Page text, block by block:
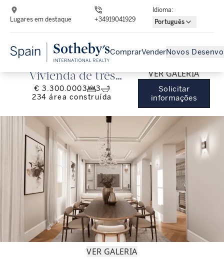
Lugares em destaque +34919041929
Idioma:
Português
ComprarVenderNovos
Vivienda de três
quartos muito
bairro de Almagro
€ 3.300.0003
3
234 área construída
VER GALERIA
Solicitar
informações
VER GALERIA